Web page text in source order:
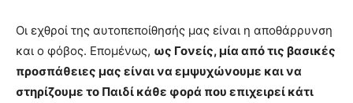
Οι εχθροί της αυτοπεποίθησής μας είναι η αποθάρρυνση
και ο φόβος. Επομένως, ως Γονείς, μία από τις βασικές
προσπάθειες μας είναι να εμψυχώνουμε και να
στηρίζουμε το Παιδί κάθε φορά που επιχειρεί κάτι